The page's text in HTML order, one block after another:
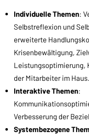
Individuelle Themen:
Selbstreflexion und
erweiterte
Krisenbewältigung,
Leistungsoptimierung,
der Mitarbeiter im Haus.
Interaktive Themen:
Verbesserung der
Systembezogene